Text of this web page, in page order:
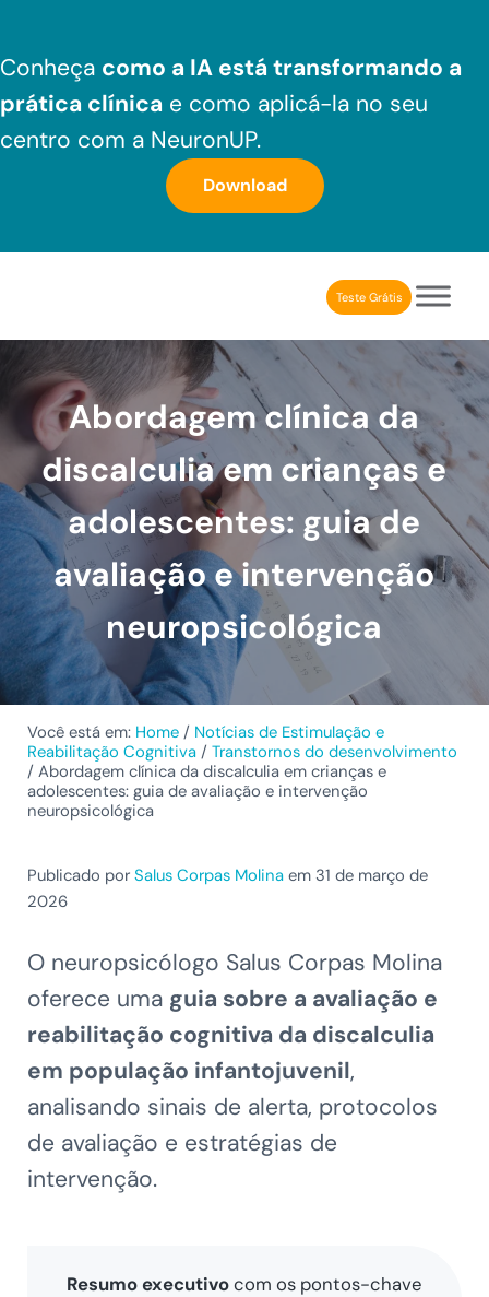
Conheça como a IA está transformando a
prática clínica e como aplicá-la no seu
centro com a NeuronUP.
Download
Aplicativo de estimulação cognitiva para profissionais
Teste Grátis
Abordagem clínica da
discalculia em crianças e
adolescentes: guia de
avaliação e intervenção
neuropsicológica
Você está em: Home / Notícias de Estimulação e
Reabilitação Cognitiva / Transtornos do desenvolvimento
/ Abordagem clínica da discalculia em crianças e
adolescentes: guia de avaliação e intervenção
neuropsicológica
Publicado por Salus Corpas Molinaem 31 de março de
2026
O neuropsicólogo Salus Corpas Molina
oferece uma guia sobre a avaliação e
reabilitação cognitiva da discalculia
em população infantojuvenil,
analisando sinais de alerta, protocolos
de avaliação e estratégias de
intervenção.
Resumo executivocom os pontos-chave